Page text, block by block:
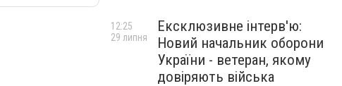
Ексклюзивне інтерв'ю:
Новий начальник оборони
України - ветеран, якому
довіряють війська
12:25
29 липня